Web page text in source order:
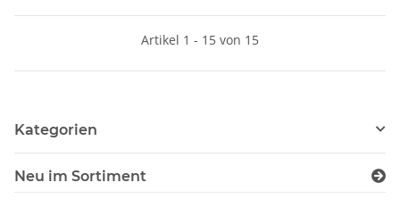
Artikel 1 - 15 von 15
Kategorien
Neu im Sortiment